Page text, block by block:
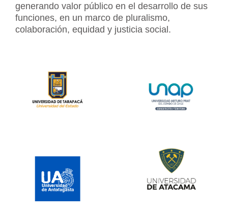
generando valor público en el desarrollo de sus
funciones, en un marco de pluralismo,
colaboración, equidad y justicia social.